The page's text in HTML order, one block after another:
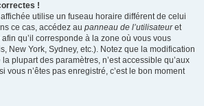
!
affichée utilise un fuseau horaire différent de celui
ce cas, accédez au panneau de l’utilisateuret
qu’il corresponde à la zone où vous vous
New York, Sydney, etc.). Notez que la modification
plupart des paramètres, n’est accessible qu’aux
vous n’êtes pas enregistré, c’est le bon moment